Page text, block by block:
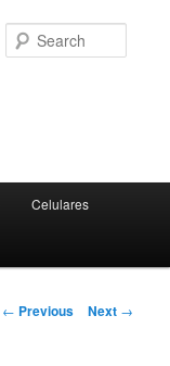
Celulares
Post
← Previous Next →